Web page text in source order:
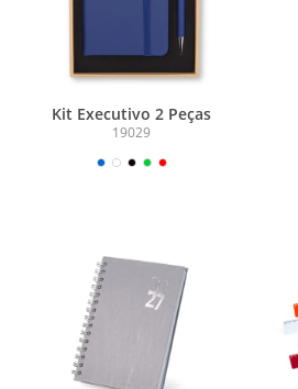
Kit Executivo 2 Peças
19029